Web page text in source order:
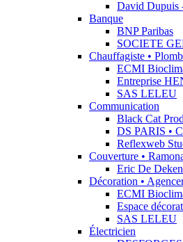
David Dupuis
Banque
BNP Paribas
SOCIETE
Chauffagiste •
ECMI
Entreprise
SAS LELEU
Communication
Black Cat
DS PARIS •
Reflexweb
Couverture •
Eric De
Décoration •
ECMI
Espace
SAS LELEU
Électricien